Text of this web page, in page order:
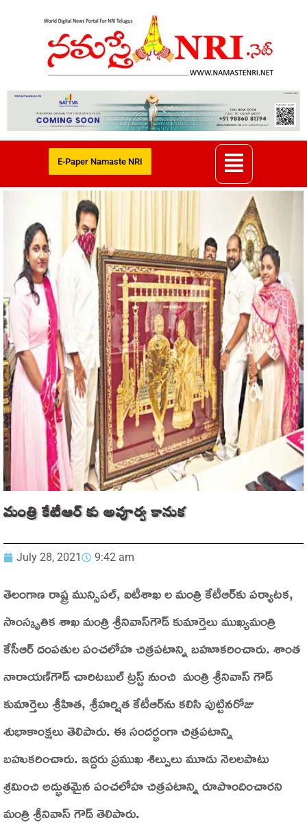
E-Paper Namaste NRI
మంత్రి కేటీఆర్ కు అపూర్వ కానుక
July 28, 2021 9:42 am
తెలంగాణ రాష్ట్ర మున్సిపల్‌, ఐటీశాఖ ల మంత్రి కేటీఆర్‌కు పర్యాటక,
సాంస్కృతిక శాఖ మంత్రి శ్రీనివాస్‌గౌడ్‌ కుమార్తెలు ముఖ్యమంత్రి
కేసీఆర్‌ దంపతుల పంచలోహ చిత్రపటాన్ని బహూకరించారు. శాంత
నారాయణ్‌గౌడ్‌ చారిటబుల్‌ ట్రస్ట్‌ నుంచి మంత్రి శ్రీనివాస్‌ గౌడ్‌
కుమార్తెలు శ్రీహిత, శ్రీహర్షిత కేటీఆర్‌ను కలిసి పుట్టినరోజు
శుభాకాంక్షలు తెలిపారు. ఈ సందర్భంగా చిత్రపటాన్ని
బహుకరించారు. ఇద్దరు ప్రముఖ శిల్పులు మూడు నెలలపాటు
శ్రమించి అద్భుతమైన పంచలోహ చిత్రపటాన్ని రూపొందించారని
మంత్రి శ్రీనివాస్‌ గౌడ్‌ తెలిపారు.